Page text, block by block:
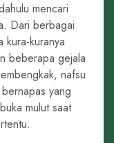
mencari
Dari berbagai
kura-kuranya
beberapa gejala
nafsu
yang
mulut saat